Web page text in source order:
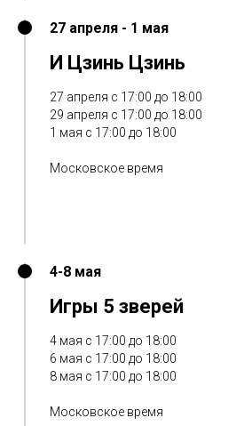
27 апреля - 1 мая
И Цзинь Цзинь
27 апреля с 17:00 до 18:00
29 апреля с 17:00 до 18:00
1 мая с 17:00 до 18:00
Московское время
4-8 мая
Игры 5 зверей
4 мая с 17:00 до 18:00
6 мая с 17:00 до 18:00
8 мая с 17:00 до 18:00
Московское время